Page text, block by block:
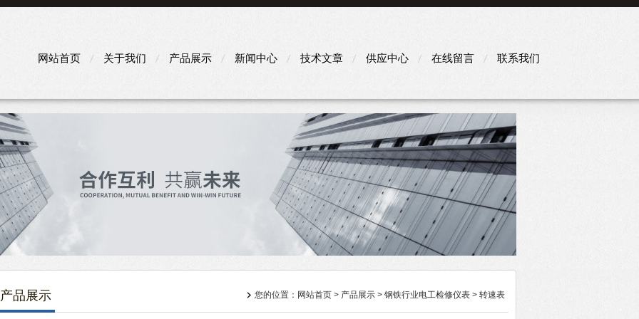
网站首页 关于我们 产品展示 新闻中心 技术文章 供应中心 在线留言 联系我们
产品展示 您的位置： 网站首页 > 产品展示 > 钢铁行业电工检修仪表 > 转速表